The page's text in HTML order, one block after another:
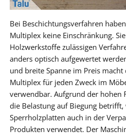
Bei Beschichtungsverfahren
Multiplex keine Einschränkung.
Holzwerkstoffe zulässigen
anders optisch aufgewertet
und breite Spanne im Preis
Multiplex für jeden Zweck im
verwendbar. Aufgrund der hohen
die Belastung auf Biegung betrifft,
Sperrholzplatten auch in der
Produkten verwendet. Der